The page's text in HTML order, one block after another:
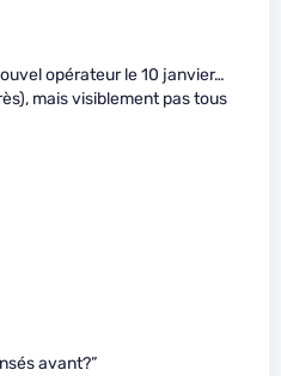
opérateur le 10 janvier…
mais visiblement pas tous
avant?”